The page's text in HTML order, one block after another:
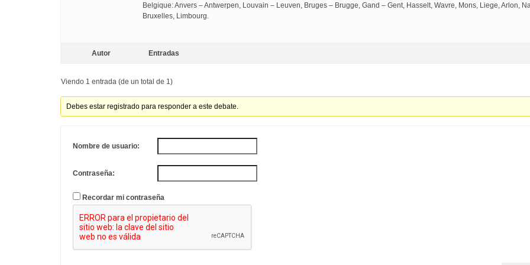
Belgique: Anvers – Antwerpen, Louvain – Leuven, Bruges – Brugge, Gand – Gent, Hasselt, Wavre, Mons, Liege, Arlon,
Bruxelles, Limbourg.
Autor Entradas
Viendo 1 entrada (de un total de 1)
Debes estar registrado para responder a este debate.
Nombre de usuario:
Contraseña:
Recordar mi contraseña